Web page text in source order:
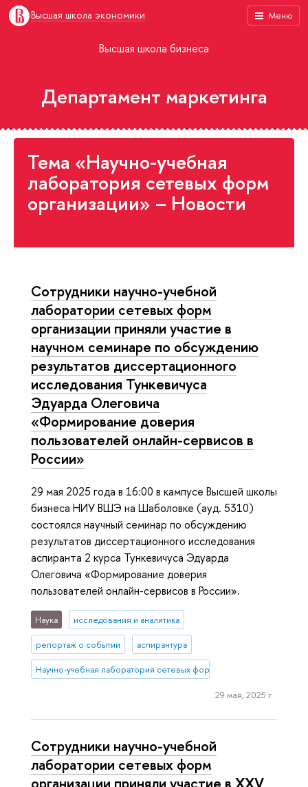
Меню
Высшая школа экономики
Высшая школа бизнеса
Департамент маркетинга
Тема «Научно-учебная
лаборатория сетевых форм
организации» – Новости
Сотрудники научно-учебной
лаборатории сетевых форм
организации приняли участие в
научном семинаре по обсуждению
результатов диссертационного
исследования Тункевичуса
Эдуарда Олеговича
«Формирование доверия
пользователей онлайн-сервисов в
России»
29 мая 2025 года в 16:00 в кампусе Высшей школы
бизнеса НИУ ВШЭ на Шаболовке (ауд. 5310)
состоялся научный семинар по обсуждению
результатов диссертационного исследования
аспиранта 2 курса Тункевичуса Эдуарда
Олеговича «Формирование доверия
пользователей онлайн-сервисов в России».
Наука исследования и аналитика
репортаж о событии аспирантура
Научно-учебная лаборатория сетевых форм организации
29 мая, 2025 г.
Сотрудники научно-учебной
лаборатории сетевых форм